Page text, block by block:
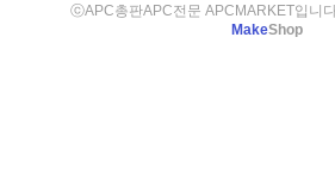
ⓒAPC총판APC전문 APCMARKET입니
MakeShop